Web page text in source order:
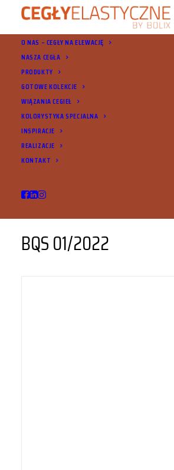
O NAS – CEGŁY NA ELEWACJĘ
NASZA CEGŁA
PRODUKTY
GOTOWE KOLEKCJE
WIĄZANIA CEGIEŁ
KOLORYSTYKA SPECJALNA
INSPIRACJE
REALIZACJE
KONTAKT
BQS 15/1/2022
BQS 01/2022